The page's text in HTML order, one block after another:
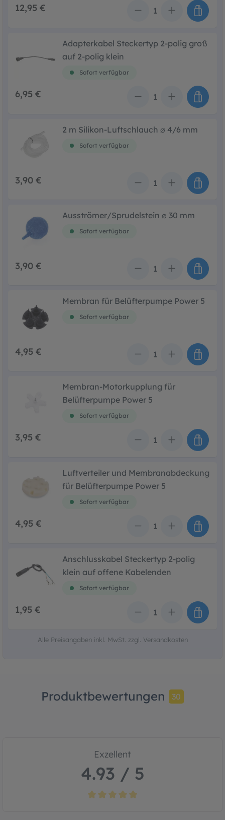
12,95 €
Adapterkabel Steckertyp 2-polig groß
auf 2-polig klein
Sofort verfügbar
6,95 €
2 m Silikon-Luftschlauch ⌀ 4/6 mm
Sofort verfügbar
3,90 €
Ausströmer/Sprudelstein ⌀ 30 mm
Sofort verfügbar
3,90 €
Membran für Belüfterpumpe Power 5
Sofort verfügbar
4,95 €
Membran-Motorkupplung für
Belüfterpumpe Power 5
Sofort verfügbar
3,95 €
Luftverteiler und Membranabdeckung
für Belüfterpumpe Power 5
Sofort verfügbar
4,95 €
Anschlusskabel Steckertyp 2-polig
klein auf offene Kabelenden
Sofort verfügbar
1,95 €
Alle Preisangaben inkl. MwSt. zzgl. Versandkosten
Produktbewertungen 30
Exzellent
4.93 / 5